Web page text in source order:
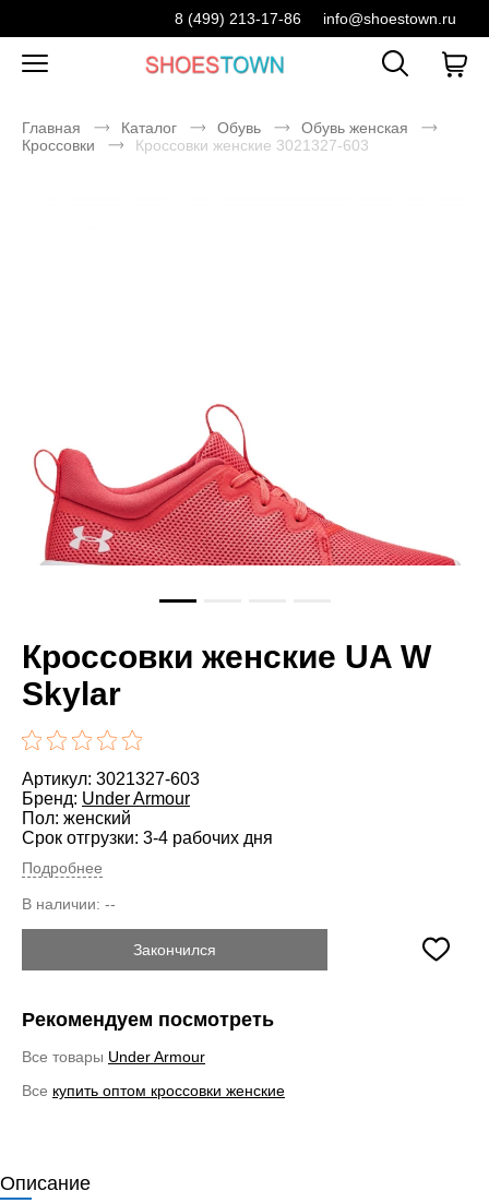
8 (499) 213-17-86 info@shoestown.ru
Главная Каталог Обувь
Обувь женская
Кроссовки
Кроссовки женские 3021327-603
Кроссовки женские UA W
Skylar
Артикул: 3021327-603
Бренд: Under Armour
Пол: женский
Срок отгрузки: 3-4 рабочих дня
Подробнее
В наличии: --
Закончился
Рекомендуем посмотреть
Все товары Under Armour
Все купить оптом кроссовки женские
Описание